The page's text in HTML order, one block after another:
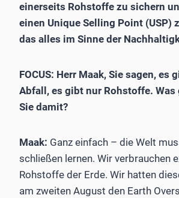
einerseits Rohstoffe zu sichern
einen Unique Selling Point (USP)
das alles im Sinne der
FOCUS: Herr Maak, Sie sagen, es
Abfall, es gibt nur Rohstoffe. Was
Sie damit?
Maak: Ganz einfach – die Welt
schließen lernen. Wir verbrauchen
Rohstoffe der Erde. Wir hatten
am zweiten August den Earth